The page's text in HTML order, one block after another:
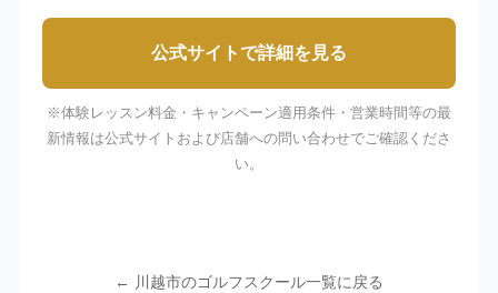
公式サイトで詳細を見る
※体験レッスン料金・キャンペーン適用条件・営業時間等の最
新情報は公式サイトおよび店舗への問い合わせでご確認くださ
い。
← 川越市のゴルフスクール一覧に戻る